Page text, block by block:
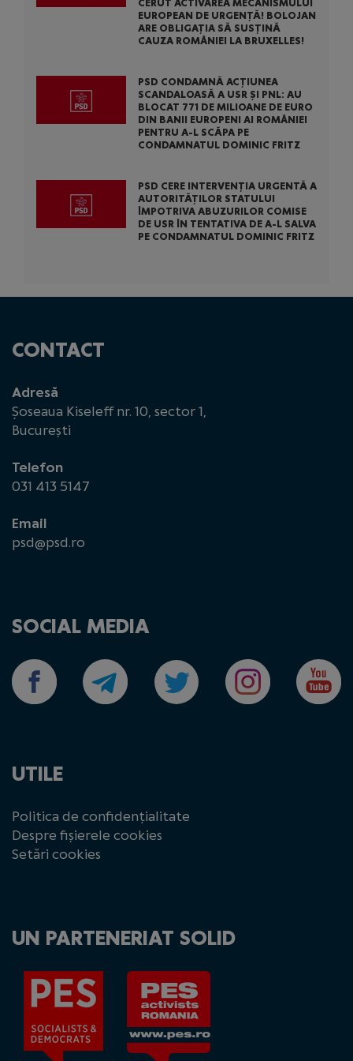
CERUT ACTIVAREA MECANISMULUI
EUROPEAN DE URGENȚĂ! BOLOJAN
ARE OBLIGAȚIA SĂ SUSȚINĂ
CAUZA ROMÂNIEI LA BRUXELLES!
PSD CONDAMNĂ ACȚIUNEA
SCANDALOASĂ A USR ȘI PNL: AU
BLOCAT 771 DE MILIOANE DE EURO
DIN BANII EUROPENI AI ROMÂNIEI
PENTRU A-L SCĂPA PE
CONDAMNATUL DOMINIC FRITZ
PSD CERE INTERVENȚIA URGENTĂ A
AUTORITĂȚILOR STATULUI
ÎMPOTRIVA ABUZURILOR COMISE
DE USR ÎN TENTATIVA DE A-L SALVA
PE CONDAMNATUL DOMINIC FRITZ
CONTACT
Adresă
Șoseaua Kiseleff nr. 10, sector 1,
București
Telefon
031 413 5147
Email
psd@psd.ro
SOCIAL MEDIA
UTILE
Politica de confidențialitate
Despre fișierele cookies
Setări cookies
UN PARTENERIAT SOLID